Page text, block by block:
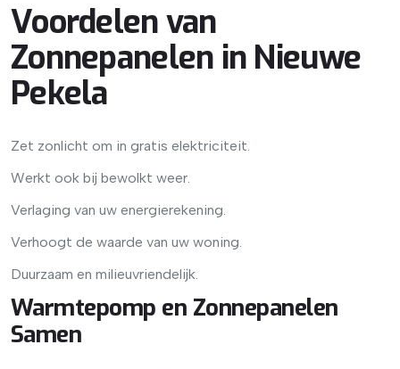
Voordelen van
Zonnepanelen in Nieuwe
Pekela
Zet zonlicht om in gratis elektriciteit.
Werkt ook bij bewolkt weer.
Verlaging van uw energierekening.
Verhoogt de waarde van uw woning.
Duurzaam en milieuvriendelijk.
Warmtepomp en Zonnepanelen
Samen